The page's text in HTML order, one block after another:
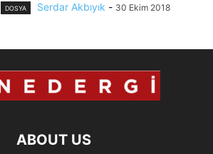
DOSYA Serdar Akbıyık - 30 Ekim 2018
ABOUT US